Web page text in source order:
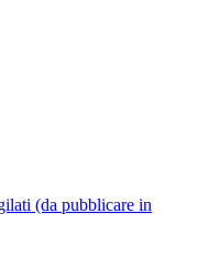
(da pubblicare in